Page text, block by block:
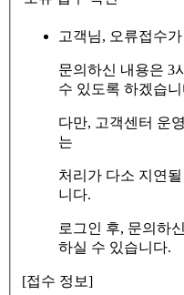
고객님, 오류접수
문의하신 내용은 3
수 있도록 하겠습니
다만, 고객센터 운
는
처리가 다소 지연
니다.
로그인 후, 문의하
하실 수 있습니다.
[접수 정보]